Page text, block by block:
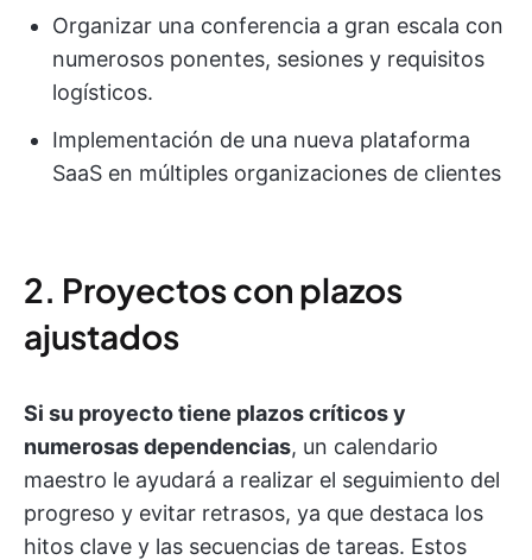
Organizar una conferencia a gran escala con
numerosos ponentes, sesiones y requisitos
logísticos.
Implementación de una nueva plataforma
SaaS en múltiples organizaciones de clientes
2. Proyectos con plazos
ajustados
Si su proyecto tiene plazos críticos y
numerosas dependencias, un calendario
maestro le ayudará a realizar el seguimiento del
progreso y evitar retrasos, ya que destaca los
hitos clave y las secuencias de tareas. Estos